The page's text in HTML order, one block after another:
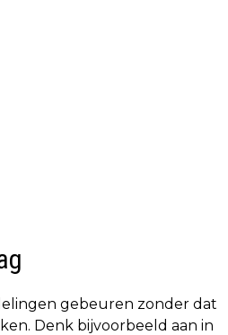
gebeuren zonder dat
Denk bijvoorbeeld aan in